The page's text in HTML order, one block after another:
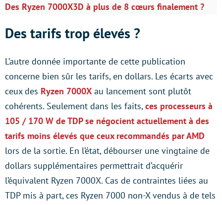
Des Ryzen 7000X3D à plus de 8 cœurs finalement ?
Des tarifs trop élevés ?
L’autre donnée importante de cette publication
concerne bien sûr les tarifs, en dollars. Les écarts avec
ceux des Ryzen 7000X au lancement sont plutôt
cohérents. Seulement dans les faits,ces processeurs à
105 / 170 W de TDP se négocient actuellement à des
tarifs moins élevés que ceux recommandés par AMD
lors de la sortie. En l’état, débourser une vingtaine de
dollars supplémentaires permettrait d’acquérir
l’équivalent Ryzen 7000X. Cas de contraintes liées au
TDP mis à part, ces Ryzen 7000 non-X vendus à de tels